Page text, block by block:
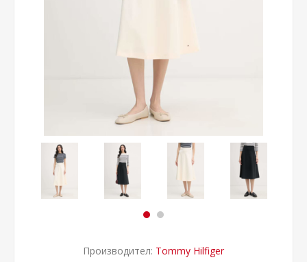
Производител: Tommy Hilfiger